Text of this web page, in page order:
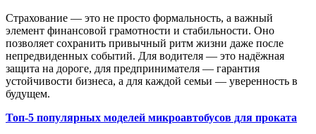
Страхование — это не просто формальность, а важный
элемент финансовой грамотности и стабильности. Оно
позволяет сохранить привычный ритм жизни даже после
непредвиденных событий. Для водителя — это надёжная
защита на дороге, для предпринимателя — гарантия
устойчивости бизнеса, а для каждой семьи — уверенность в
будущем.
Топ-5 популярных моделей микроавтобусов для проката